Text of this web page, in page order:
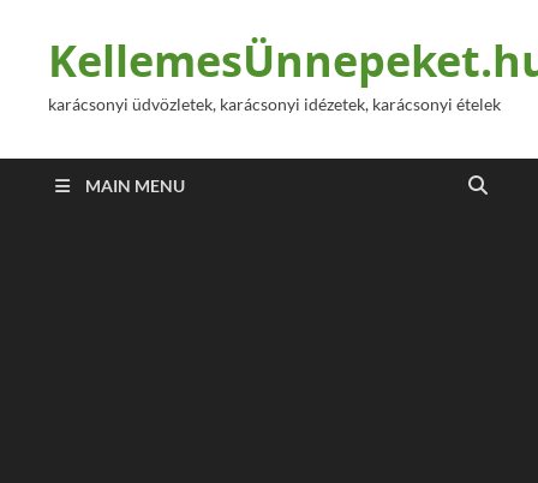
karácsonyi üdvözletek, karácsonyi idézetek, karácsonyi ételek
MAIN MENU